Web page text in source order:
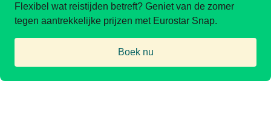
Flexibel wat reistijden betreft? Geniet van de zomer
tegen aantrekkelijke prijzen met Eurostar Snap.
Boek nu